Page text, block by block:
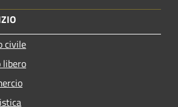
civile
libero